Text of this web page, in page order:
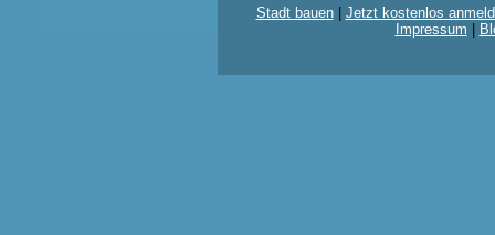
Stadt bauen| Jetzt kostenlos
Impressum